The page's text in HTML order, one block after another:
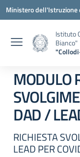
Vai ai contenuti
Vai al menu di navigazione
Vai al footer
Ministero dell'Istruzione
Istituto
Bianco"
MODULO
DAD /
RICHIESTA
LEAD PER